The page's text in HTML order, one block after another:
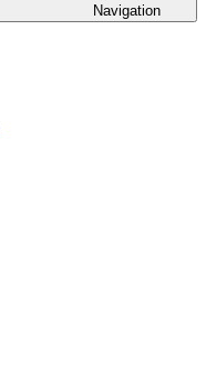
Navigation